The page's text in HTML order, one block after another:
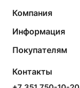
Компания
Информация
Покупателям
Контакты